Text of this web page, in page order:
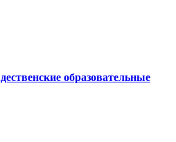
образовательные